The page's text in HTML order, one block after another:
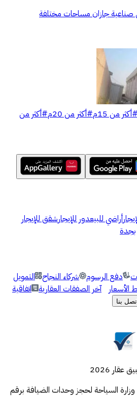
صناعية جازان مساحات مختلفة
#أكثر من 15م #أكثر من 20م #أكثر من
أراضي للبيعدور للإيجارشقق للإيجار
بجدة
دفع الرسوم شركاء النجاح
التمويل
آخر الصفقات العقارية
اتفاقية
بنا
2026
السياحة لحجز وحدات الضيافة برقم